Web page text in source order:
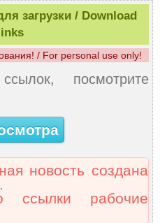
загрузки / Download
links
/ For personal use only!
посмотрите
новость создана
ссылки рабочие